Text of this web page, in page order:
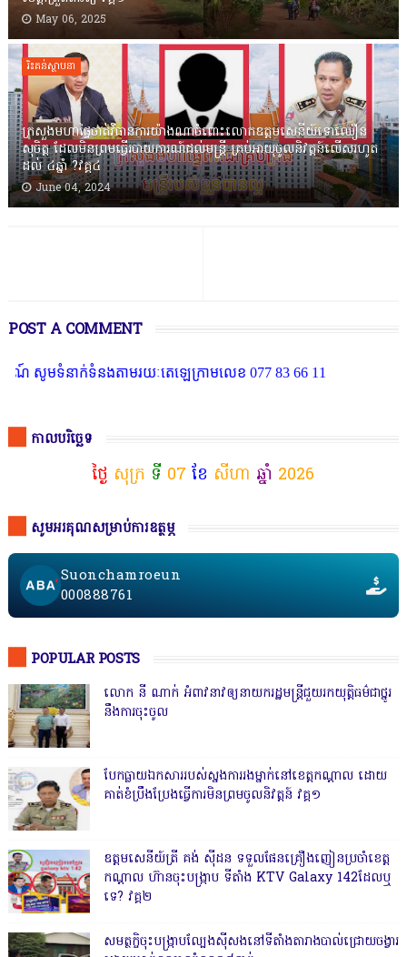
May 06, 2025
រិះគន់ស្ថាបនា
ក្រសួងមហាផ្ទៃចាត់វិធានការយ៉ាងណាចំពោះលោកឧត្តមសេនីយ៍ទោឈឿន
សុចិត្ត ដែលមិនព្រមធ្វើរបាយការណ៍ដល់មន្ត្រី គ្រប់អាយុចូលនិវត្តន៍លើសរហូត
ដល់ ៤ឆ្នាំ ?វគ្គ៤
June 04, 2024
POST A COMMENT
ក់ទំនងតាមរយៈតេឡេក្រាមលេខ 077 83 66 11
កាលបរិច្ឆេទ
ថ្ងៃ សុក្រ ទី 07 ខែ សីហា ឆ្នាំ 2026
សូមអរគុណសម្រាប់ការឧត្ថម្ភ
Suonchamroeun
000888761
POPULAR POSTS
លោក នី ណាក់ អំពាវនាវឲ្យនាយករដ្ឋមន្ត្រីជួយរកយុត្តិធម៌ជាថ្នូរ
នឹងការចុះចូល
បែកធ្លាយឯកសាររបស់ស្នងការរងម្នាក់នៅខេត្តកណ្ដាល ដោយ
គាត់ខំប្រឹងប្រែងធ្វើការមិនព្រមចូលនិវត្តន៍ វគ្គ១
ឧត្តមសេនីយ៍ត្រី គង់ ស៊ីដន ទទួលផែនគ្រឿងញៀនប្រចាំខេត្ត
កណ្តាល ហ៊ានចុះបង្ក្រាប ទីតាំង KTV Galaxy 142ដែលឬ
ទេ? វគ្គ២
សមត្ថកិ្ចចុះបង្ក្រាបល្បែងស៊ីសងនៅទីតាំងតារាងបាល់ជ្រោយចង្វារ